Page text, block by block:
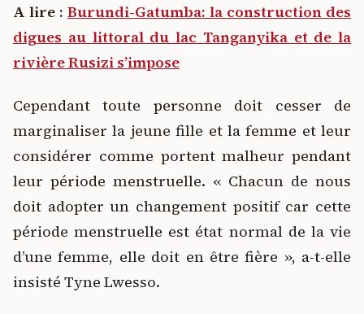
A lire : Burundi-Gatumba: la construction des
digues au littoral du lac Tanganyika et de la
rivière Rusizi s’impose
Cependant toute personne doit cesser de
marginaliser la jeune fille et la femme et leur
considérer comme portent malheur pendant
leur période menstruelle. « Chacun de nous
doit adopter un changement positif car cette
période menstruelle est état normal de la vie
d’une femme, elle doit en être fière », a-t-elle
insisté Tyne Lwesso.